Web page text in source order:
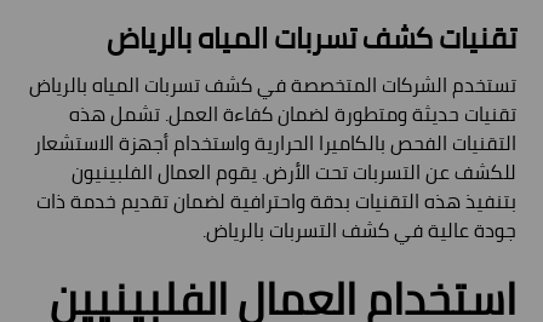
تقنيات كشف تسربات المياه بالرياض
تستخدم الشركات المتخصصة في كشف تسربات المياه بالرياض
تقنيات حديثة ومتطورة لضمان كفاءة العمل. تشمل هذه
التقنيات الفحص بالكاميرا الحرارية واستخدام أجهزة الاستشعار
للكشف عن التسربات تحت الأرض. يقوم العمال الفلبينيون
بتنفيذ هذه التقنيات بدقة واحترافية لضمان تقديم خدمة ذات
جودة عالية في كشف التسربات بالرياض.
استخدام العمال الفلبينيين